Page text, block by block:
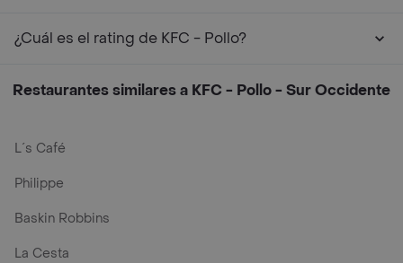
¿Cuál es el rating de KFC - Pollo?
Restaurantes similares a KFC - Pollo - Sur Occidente
L´s Café
Philippe
Baskin Robbins
La Cesta